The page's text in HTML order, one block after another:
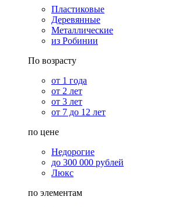
Пластиковые
Деревянные
Металлические
из Робинии
По возрасту
от 1 года
от 2 лет
от 3 лет
от 7 до 12 лет
по цене
Недорогие
до 300 000 рублей
Люкс
по элементам